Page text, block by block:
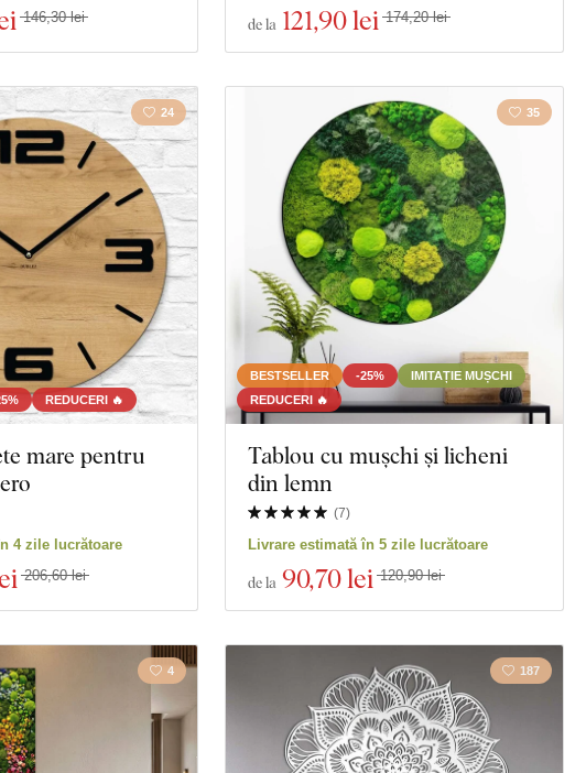
146,30 lei de la 121,90 lei 174,20 lei
REDUCERI 🔥
24
mare pentru
4 zile lucrătoare
206,60 lei
BESTSELLER -25%
IMITAȚIE MUȘCHI
REDUCERI 🔥
35
Tablou cu mușchi și licheni
din lemn
(7)
Livrare estimată în 5 zile lucrătoare
de la 90,70 lei 120,90 lei
4 187